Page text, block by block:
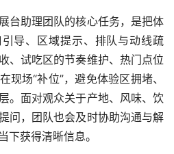
台助理团队的核心任务，是把体
导、区域提示、排队与动线疏
、试吃区的节奏维护、热门点位
现场“补位”，避免体验区拥堵、
。面对观众关于产地、风味、饮
问，团队也会及时协助沟通与解
下获得清晰信息。